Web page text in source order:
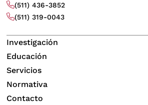
(511) 436-3852
(511) 319-0043
Investigación
Educación
Servicios
Normativa
Contacto